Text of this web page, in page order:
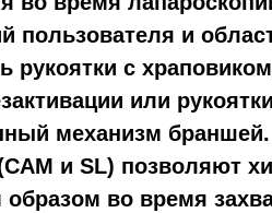
пользователя и
рукоятки с
или
механизм браншей.
и SL) позволяют
во время